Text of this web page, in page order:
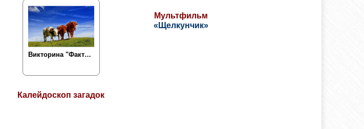
Мультфильм
«Щелкунчик»
Калейдоскоп загадок